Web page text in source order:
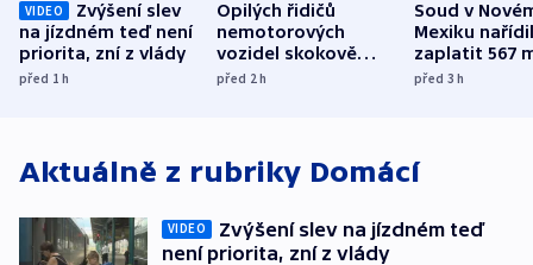
VIDEO
Zvýšení slev
na jízdném teď není
priorita, zní z vlády
před 1h
Opilých řidičů
nemotorových
vozidel skokově
přibylo, nejvíc ve
před 2h
Soud v
Mexiku
zaplatit 567
dolarů kvůli
před 3h
Aktuálně z rubriky Domácí
VIDEO
Zvýšení slev na jízdném teď
není priorita, zní z vlády